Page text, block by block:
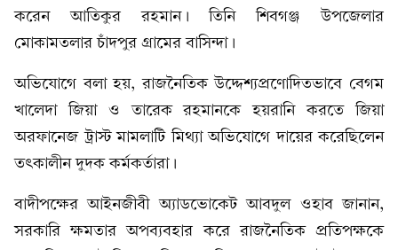
করেন আতিকুর রহমান। তিনি শিবগঞ্জ উপজেলার
মোকামতলার চাঁদপুর গ্রামের বাসিন্দা।
অভিযোগে বলা হয়, রাজনৈতিক উদ্দেশ্যপ্রণোদিতভাবে বেগম
খালেদা জিয়া ও তারেক রহমানকে হয়রানি করতে জিয়া
অরফানেজ ট্রাস্ট মামলাটি মিথ্যা অভিযোগে দায়ের করেছিলেন
তৎকালীন দুদক কর্মকর্তারা।
বাদীপক্ষের আইনজীবী অ্যাডভোকেট আবদুল ওহাব জানান,
সরকারি ক্ষমতার অপব্যবহার করে রাজনৈতিক প্রতিপক্ষকে